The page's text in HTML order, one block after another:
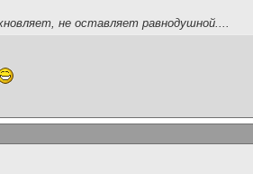
не оставляет равнодушной....